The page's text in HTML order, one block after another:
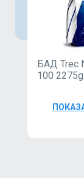
БАД Trec
100 2275g